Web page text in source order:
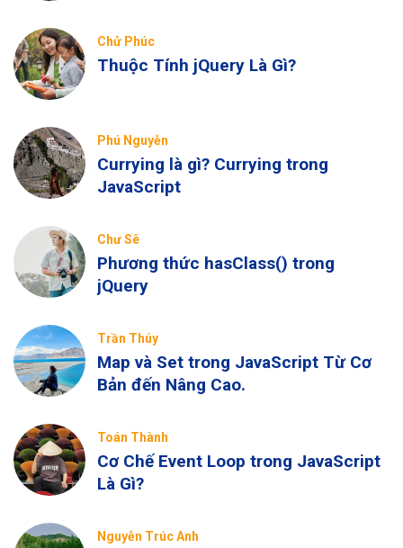
Chử Phúc
Thuộc Tính jQuery Là Gì?
Phú Nguyễn
Currying là gì? Currying trong
JavaScript
Chư Sê
Phương thức hasClass() trong
jQuery
Trần Thúy
Map và Set trong JavaScript Từ Cơ
Bản đến Nâng Cao.
Toán Thành
Cơ Chế Event Loop trong JavaScript
Là Gì?
Nguyễn Trúc Anh